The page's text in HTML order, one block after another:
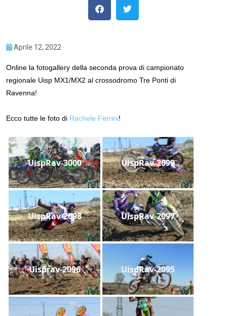
Aprile 12, 2022
Online la fotogallery della seconda prova di campionato
regionale Uisp MX1/MX2 al crossodromo Tre Ponti di
Ravenna!
Ecco tutte le foto di Rachele Ferrini!
UispRav-3000 UispRav-2099
UispRav-2098 UispRav-2097
Uisprav-2096 UispRav-2095